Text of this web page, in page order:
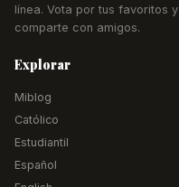
línea. Vota por tus favoritos y
comparte con amigos.
Explorar
Miblog
Católico
Estudiantil
Español